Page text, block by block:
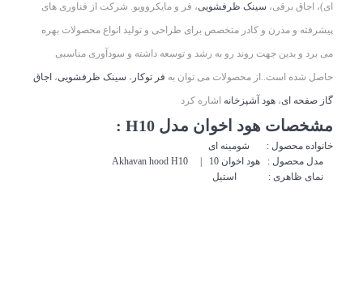
ای)، اجاق برقی، سینک ظرفشویی، فر و مایکروویو. شرکت از فناوری های
پیشرفته و مدرن و کادر متخصص برای طراحی و تولید انواع محصولات بهره
می برد و بدین جهت روند رو به رشد و توسعه داشته و سودآوری مناسبی
حاصل شده است..از محصولات می توان به فر توکار ، سینک ظرفشویی، اجاق
گاز صفحه ای، هود آشپزخانه اشاره کرد
مشخصات هود اخوان مدل H10 :
خانواده محصول : شومینه ای
مدل محصول : هود اخوان 10 | Akhavan hood H10
نمای ظاهری : استیل